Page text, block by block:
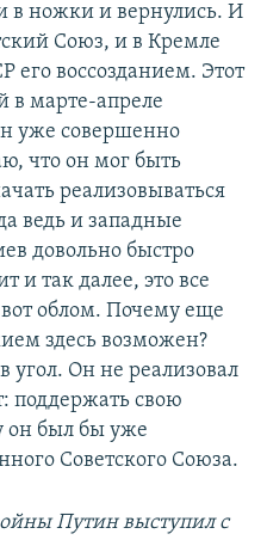
в ножки и вернулись. И
Союз, и в Кремле
его воссозданием. Этот
в марте-апреле
уже совершенно
что он мог быть
реализовываться
ведь и западные
довольно быстро
и так далее, это все
облом. Почему еще
здесь возможен?
угол. Он не реализовал
поддержать свою
он был бы уже
Советского Союза.
Путин выступил с